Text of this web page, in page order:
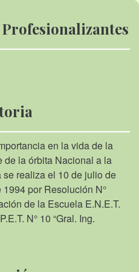
en la vida de la
de la órbita Nacional a la
realiza el 10 de julio de
por Resolución N°
de la Escuela E.N.E.T.
N° 10 “Gral. Ing.